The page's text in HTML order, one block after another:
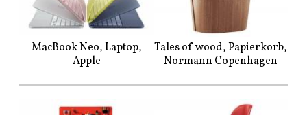
MacBook Neo, Laptop,
Apple
Tales of wood, Papierkorb,
Normann Copenhagen